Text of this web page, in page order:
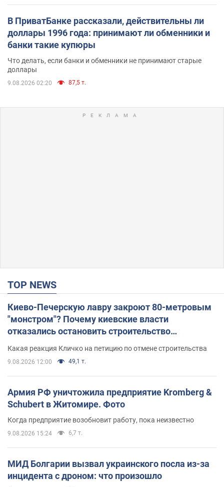
В ПриватБанке рассказали, действительны ли
доллары 1996 года: принимают ли обменники и
банки такие купюры
Что делать, если банки и обменники не принимают старые
доллары
9.08.2026 02:20 87,5 т.
TOP NEWS
Киево-Печерскую лавру закроют 80-метровым
"монстром"? Почему киевские власти
отказались остановить строительство
небоскреба "московского верующего"
Какая реакция Кличко на петицию по отмене строительства
9.08.2026 12:00 49,1 т.
Армия РФ уничтожила предприятие Kromberg &
Schubert в Житомире. Фото
Когда предприятие возобновит работу, пока неизвестно
9.08.2026 15:24 6,7 т.
МИД Болгарии вызвал украинского посла из-за
инцидента с дроном: что произошло